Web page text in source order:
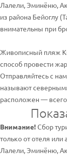
Лалели, Эминёню,
из района Бейоглу
внимательны при
Живописный пляж
способ провести
Отправляйтесь с
называют
расположен — всего
Внимание!Сбор
только от отеля или
Лалели, Эминёню,